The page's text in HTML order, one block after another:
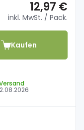
12,97 €
inkl. MwSt. / Pack.
Kaufen